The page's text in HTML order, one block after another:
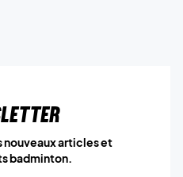
nouveaux articles et
badminton.